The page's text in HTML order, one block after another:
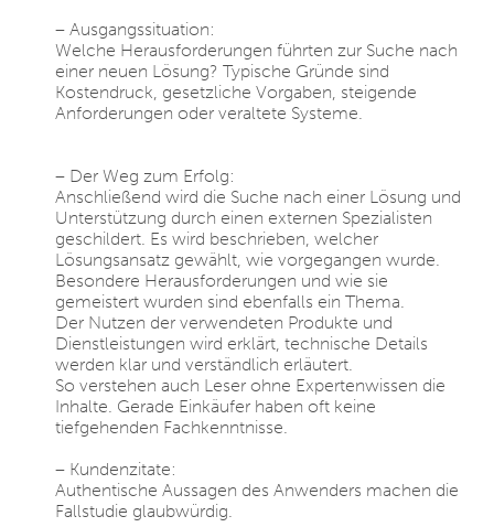
– Ausgangssituation:
Welche Herausforderungen führten zur Suche nach
einer neuen Lösung? Typische Gründe sind
Kostendruck, gesetzliche Vorgaben, steigende
Anforderungen oder veraltete Systeme.
– Der Weg zum Erfolg:
Anschließend wird die Suche nach einer Lösung und
Unterstützung durch einen externen Spezialisten
geschildert. Es wird beschrieben, welcher
Lösungsansatz gewählt, wie vorgegangen wurde.
Besondere Herausforderungen und wie sie
gemeistert wurden sind ebenfalls ein Thema.
Der Nutzen der verwendeten Produkte und
Dienstleistungen wird erklärt, technische Details
werden klar und verständlich erläutert.
So verstehen auch Leser ohne Expertenwissen die
Inhalte. Gerade Einkäufer haben oft keine
tiefgehenden Fachkenntnisse.
– Kundenzitate:
Authentische Aussagen des Anwenders machen die
Fallstudie glaubwürdig.